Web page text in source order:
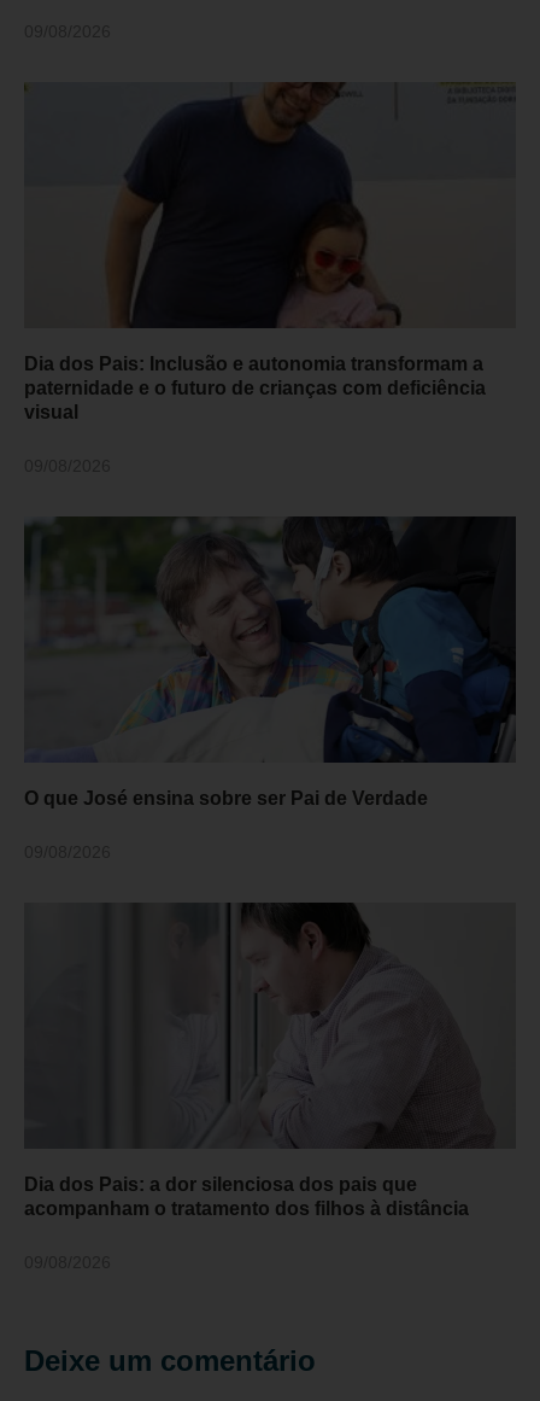
Dia dos Pais: Inclusão e autonomia transformam a
paternidade e o futuro de crianças com deficiência
visual
O que José ensina sobre ser Pai de Verdade
Dia dos Pais: a dor silenciosa dos pais que
acompanham o tratamento dos filhos à distância
Deixe um comentário